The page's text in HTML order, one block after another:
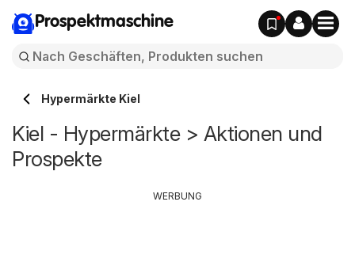
Prospektmaschine
Hypermärkte Kiel
Kiel - Hypermärkte > Aktionen und
Prospekte
WERBUNG